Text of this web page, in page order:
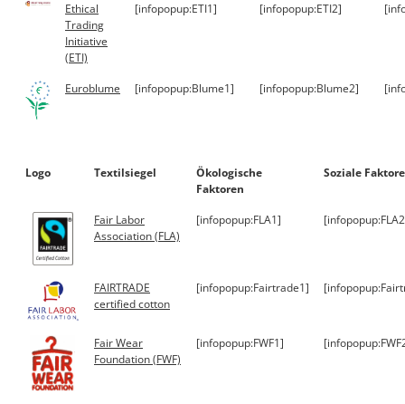
Ethical
Trading
Initiative
(ETI)
[infopopup:ETI1] [infopopup:ETI2]
Euroblume [infopopup:Blume1] [infopopup:Blume2]
Logo Textilsiegel
Ökologische
Faktoren
Soziale
Fair Labor
Association (FLA)
[infopopup:FLA1]
FAIRTRADE
certified cotton
[infopopup:Fairtrade1]
Fair Wear
Foundation (FWF)
[infopopup:FWF1]